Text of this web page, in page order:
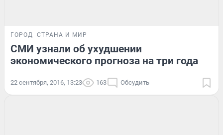
ГОРОД СТРАНА И МИР
СМИ узнали об ухудшении
экономического прогноза на три года
22 сентября, 2016, 13:23 163 Обсудить